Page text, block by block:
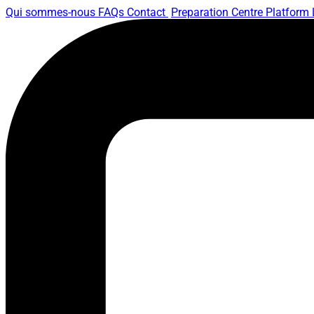
Qui sommes-nous FAQs Contact Preparation Centre Platform